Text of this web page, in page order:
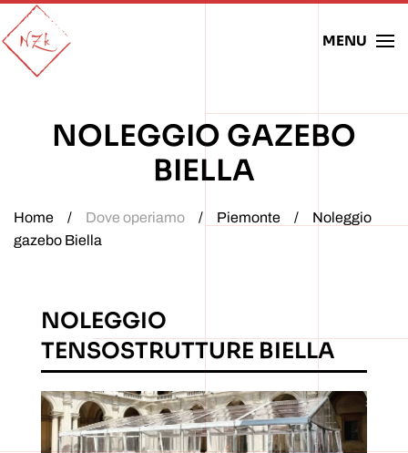
Skip to main content
MENU
NOLEGGIO GAZEBO
BIELLA
Home Dove operiamo Piemonte
Noleggio
gazebo Biella
NOLEGGIO
TENSOSTRUTTURE BIELLA